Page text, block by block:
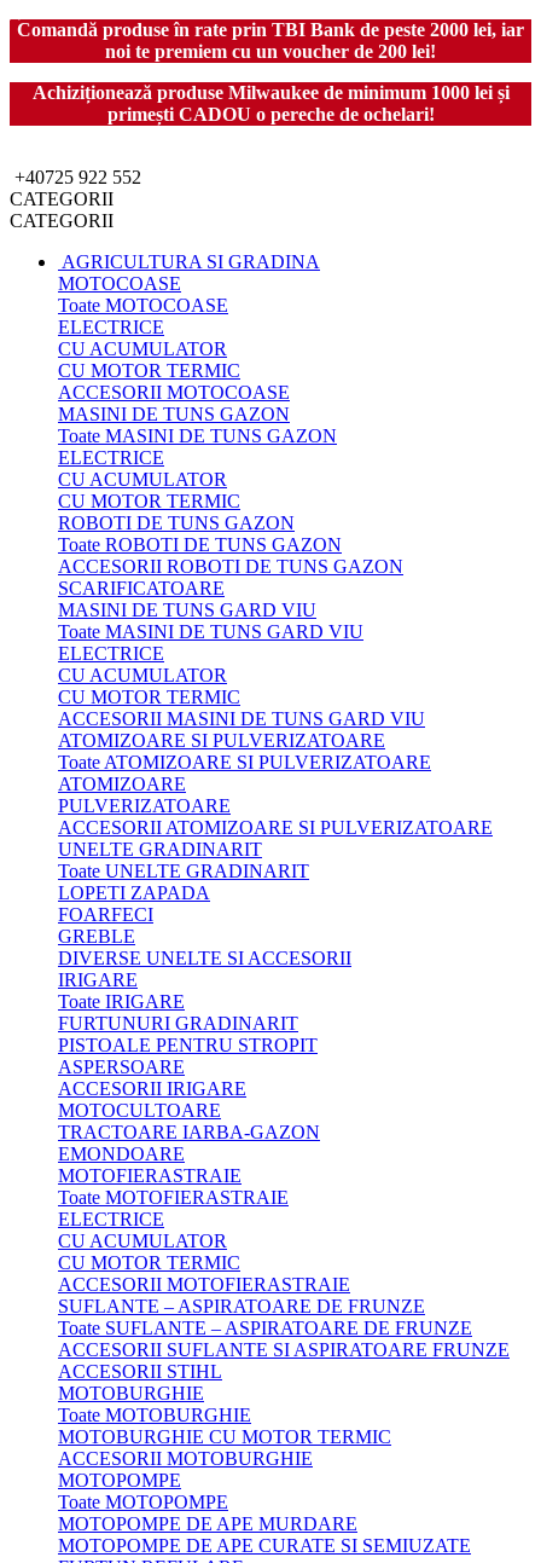
Comandă produse în rate prin TBI Bank de peste 2000 lei, iar
noi te premiem cu un voucher de 200 lei!
Achiziționează produse Milwaukee de minimum 1000 lei și
primești CADOU o pereche de ochelari!
+40725 922 552
CATEGORII
CATEGORII
AGRICULTURA SI GRADINA
MOTOCOASE
Toate MOTOCOASE
ELECTRICE
CU ACUMULATOR
CU MOTOR TERMIC
ACCESORII MOTOCOASE
MASINI DE TUNS GAZON
Toate MASINI DE TUNS GAZON
ELECTRICE
CU ACUMULATOR
CU MOTOR TERMIC
ROBOTI DE TUNS GAZON
Toate ROBOTI DE TUNS GAZON
ACCESORII ROBOTI DE TUNS GAZON
SCARIFICATOARE
MASINI DE TUNS GARD VIU
Toate MASINI DE TUNS GARD VIU
ELECTRICE
CU ACUMULATOR
CU MOTOR TERMIC
ACCESORII MASINI DE TUNS GARD VIU
ATOMIZOARE SI PULVERIZATOARE
Toate ATOMIZOARE SI PULVERIZATOARE
ATOMIZOARE
PULVERIZATOARE
ACCESORII ATOMIZOARE SI PULVERIZATOARE
UNELTE GRADINARIT
Toate UNELTE GRADINARIT
LOPETI ZAPADA
FOARFECI
GREBLE
DIVERSE UNELTE SI ACCESORII
IRIGARE
Toate IRIGARE
FURTUNURI GRADINARIT
PISTOALE PENTRU STROPIT
ASPERSOARE
ACCESORII IRIGARE
MOTOCULTOARE
TRACTOARE IARBA-GAZON
EMONDOARE
MOTOFIERASTRAIE
Toate MOTOFIERASTRAIE
ELECTRICE
CU ACUMULATOR
CU MOTOR TERMIC
ACCESORII MOTOFIERASTRAIE
SUFLANTE – ASPIRATOARE DE FRUNZE
Toate SUFLANTE – ASPIRATOARE DE FRUNZE
ACCESORII SUFLANTE SI ASPIRATOARE FRUNZE
ACCESORII STIHL
MOTOBURGHIE
Toate MOTOBURGHIE
MOTOBURGHIE CU MOTOR TERMIC
ACCESORII MOTOBURGHIE
MOTOPOMPE
Toate MOTOPOMPE
MOTOPOMPE DE APE MURDARE
MOTOPOMPE DE APE CURATE SI SEMIUZATE